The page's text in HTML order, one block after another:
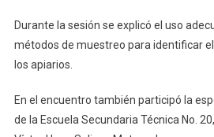
Durante la sesión se explicó el uso
métodos de muestreo para identificar
los apiarios.
En el encuentro también participó la
de la Escuela Secundaria Técnica No.